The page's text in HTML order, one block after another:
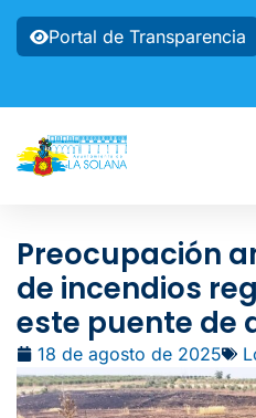
Portal de Transparencia
Preocupación
de incendios
este puente de
18 de agosto de 2025